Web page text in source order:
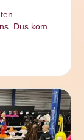
Dus kom